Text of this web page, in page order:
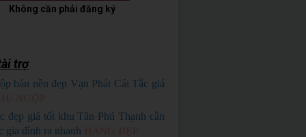
Không cần phải đăng ký
trợ
bán nền đẹp Vạn Phát Cái Tắc giá
đẹp giá tốt khu Tân Phú Thạnh cần
gia đình ra nhanh